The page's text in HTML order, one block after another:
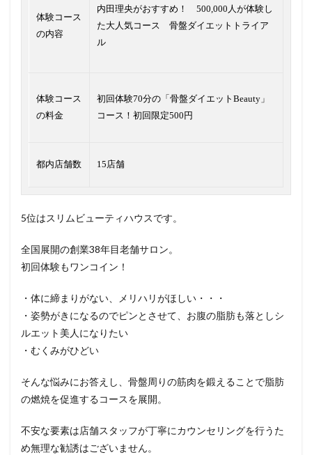
体験コース
の内容
内田理央がおすすめ！ 500,000人が体験し
た大人気コース 骨盤ダイエットトライア
ル
体験コース
の料金
初回体験70分の「骨盤ダイエットBeauty」
コース！初回限定500円
都内店舗数 15店舗
5位はスリムビューティハウスです。
全国展開の創業38年目老舗サロン。
初回体験もワンコイン！
・体に締まりがない、メリハリがほしい・・・
・姿勢がきになるのでピンとさせて、お腹の脂肪も落としシ
ルエット美人になりたい
・むくみがひどい
そんな悩みにお答えし、骨盤周りの筋肉を鍛えることで脂肪
の燃焼を促進するコースを展開。
不安な要素は店舗スタッフが丁寧にカウンセリングを行うた
め無理な勧誘はございません。